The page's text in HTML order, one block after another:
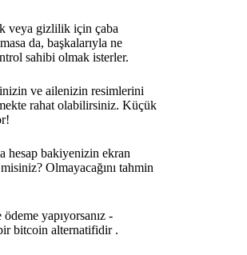
veya gizlilik için çaba
da, başkalarıyla ne
sahibi olmak isterler.
ve ailenizin resimlerini
rahat olabilirsiniz. Küçük
hesap bakiyenizin ekran
Olmayacağını tahmin
yapıyorsanız -
bitcoin alternatifidir .